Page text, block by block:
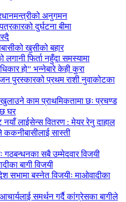
अनुगमन
दुर्घटना बीमा
खुसीको बहार
फिर्ता नहुँदा समस्यामा
हो” भन्नेबारे केही कुरा
पुरस्कारको प्रथम राशी नुवाकोटका
खुलाउने काम प्राथमिकतामा छः प्रचण्ड
घर
नयाँ लाईसेन्स वितरण : मेयर रेनु दाहाल
सास्ती
गठबन्धनका सबै उम्मेदवार विजयी
बागी विजयी
सभामा बस्नेत विजयीः माओवादीका
समर्थन गर्दै कांग्रेसका बागीले